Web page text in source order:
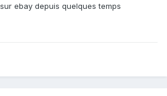
ebay depuis quelques temps